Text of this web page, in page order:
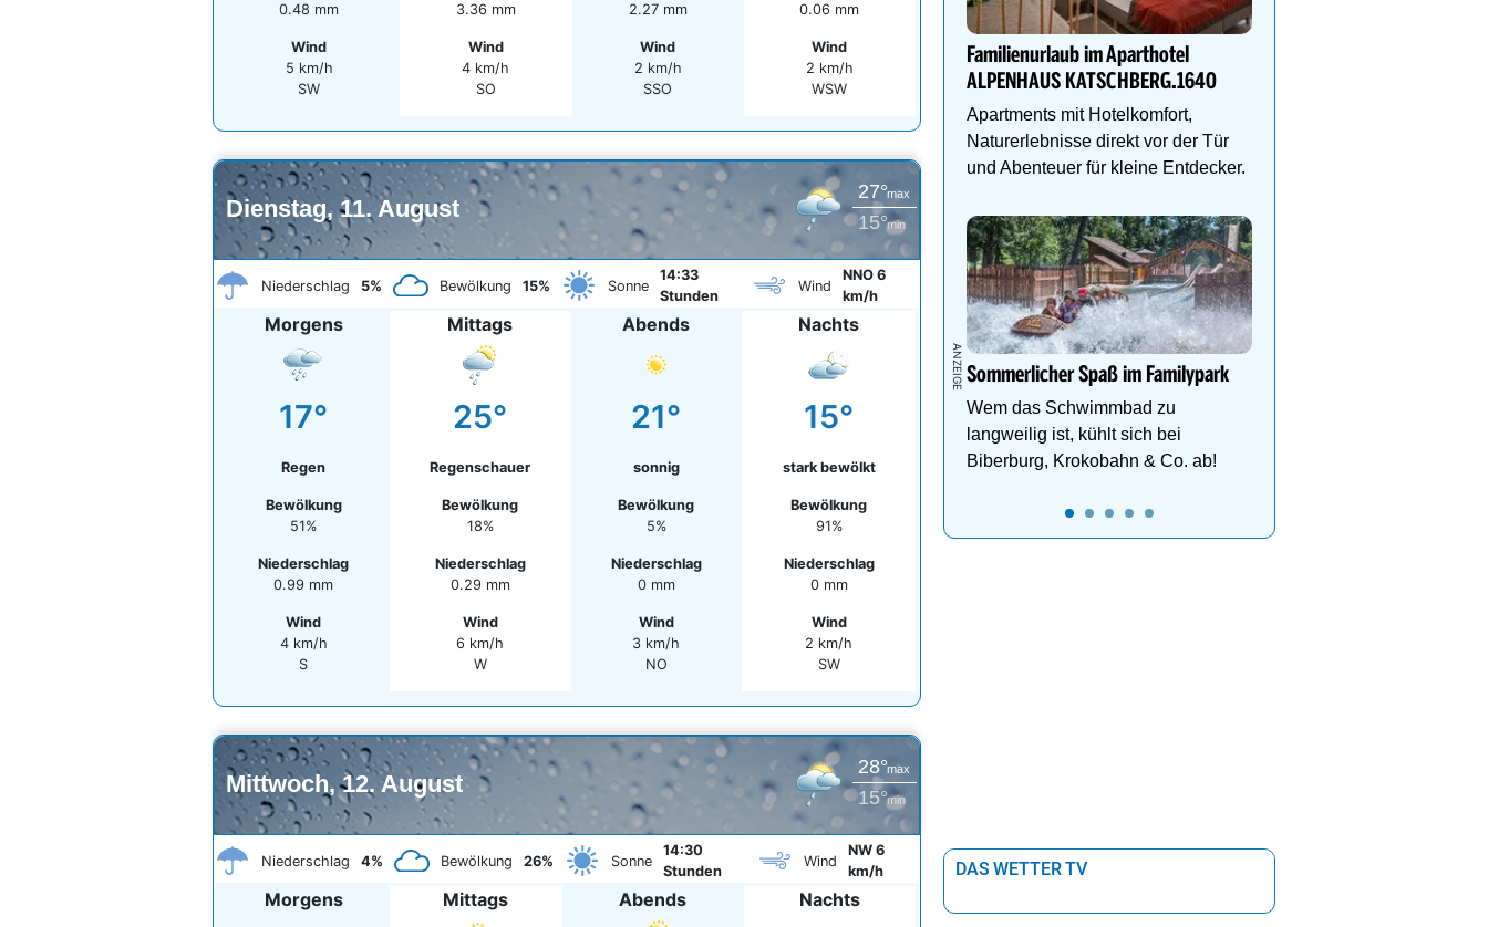
0.48 mm
Wind
5 km/h
SW
3.36 mm
Wind
4 km/h
SO
2.27 mm
Wind
2 km/h
SSO
0.06 mm
Wind
2 km/h
WSW
Dienstag, 11. August
27°max
15°min
Niederschlag 5% Bewölkung 15% Sonne
14:33
Stunden
Wind
NNO 6
km/h
Morgens
17°
Regen
Bewölkung
51%
Niederschlag
0.99 mm
Wind
4 km/h
S
Mittags
25°
Regenschauer
Bewölkung
18%
Niederschlag
0.29 mm
Wind
6 km/h
W
Abends
21°
sonnig
Bewölkung
5%
Niederschlag
0 mm
Wind
3 km/h
NO
Nachts
15°
stark bewölkt
Bewölkung
91%
Niederschlag
0 mm
Wind
2 km/h
SW
Mittwoch, 12. August
28°max
15°min
Niederschlag 4% Bewölkung 26% Sonne
14:30
Stunden
Wind
NW 6
km/h
Morgens Mittags Abends Nachts
Familienurlaub im Aparthotel
ALPENHAUS KATSCHBERG.1640
Apartments mit Hotelkomfort,
Naturerlebnisse direkt vor der Tür
und Abenteuer für kleine Entdecker.
Sommerlicher Spaß im Familypark
Wem das Schwimmbad zu
langweilig ist, kühlt sich bei
Biberburg, Krokobahn & Co. ab!
DAS WETTER TV